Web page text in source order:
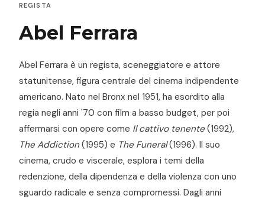
di
diventare
Future
Lab
Mostre
BAFF
Libreria
REGISTA
Abel Ferrara
Abel Ferrara è un regista, sceneggiatore e attore
statunitense, figura centrale del cinema indipendente
americano. Nato nel Bronx nel 1951, ha esordito alla
regia negli anni '70 con film a basso budget, per poi
affermarsi con opere come Il cattivo tenente (1992),
The Addiction (1995) e The Funeral(1996). Il suo
cinema, crudo e viscerale, esplora i temi della
redenzione, della dipendenza e della violenza con uno
sguardo radicale e senza compromessi. Dagli anni